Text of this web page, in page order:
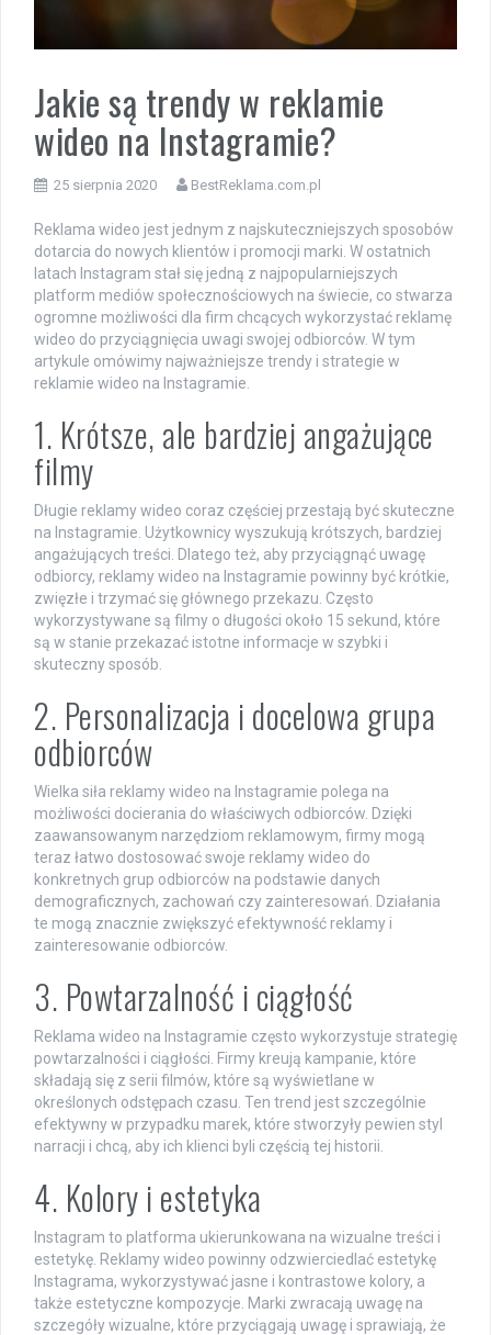
Jakie są trendy w reklamie
wideo na Instagramie?
25 sierpnia 2020 BestReklama.com.pl
Reklama wideo jest jednym z najskuteczniejszych sposobów
dotarcia do nowych klientów i promocji marki. W ostatnich
latach Instagram stał się jedną z najpopularniejszych
platform mediów społecznościowych na świecie, co stwarza
ogromne możliwości dla firm chcących wykorzystać reklamę
wideo do przyciągnięcia uwagi swojej odbiorców. W tym
artykule omówimy najważniejsze trendy i strategie w
reklamie wideo na Instagramie.
1. Krótsze, ale bardziej angażujące
filmy
Długie reklamy wideo coraz częściej przestają być skuteczne
na Instagramie. Użytkownicy wyszukują krótszych, bardziej
angażujących treści. Dlatego też, aby przyciągnąć uwagę
odbiorcy, reklamy wideo na Instagramie powinny być krótkie,
zwięzłe i trzymać się głównego przekazu. Często
wykorzystywane są filmy o długości około 15 sekund, które
są w stanie przekazać istotne informacje w szybki i
skuteczny sposób.
2. Personalizacja i docelowa grupa
odbiorców
Wielka siła reklamy wideo na Instagramie polega na
możliwości docierania do właściwych odbiorców. Dzięki
zaawansowanym narzędziom reklamowym, firmy mogą
teraz łatwo dostosować swoje reklamy wideo do
konkretnych grup odbiorców na podstawie danych
demograficznych, zachowań czy zainteresowań. Działania
te mogą znacznie zwiększyć efektywność reklamy i
zainteresowanie odbiorców.
3. Powtarzalność i ciągłość
Reklama wideo na Instagramie często wykorzystuje strategię
powtarzalności i ciągłości. Firmy kreują kampanie, które
składają się z serii filmów, które są wyświetlane w
określonych odstępach czasu. Ten trend jest szczególnie
efektywny w przypadku marek, które stworzyły pewien styl
narracji i chcą, aby ich klienci byli częścią tej historii.
4. Kolory i estetyka
Instagram to platforma ukierunkowana na wizualne treści i
estetykę. Reklamy wideo powinny odzwierciedlać estetykę
Instagrama, wykorzystywać jasne i kontrastowe kolory, a
także estetyczne kompozycje. Marki zwracają uwagę na
szczegóły wizualne, które przyciągają uwagę i sprawiają, że